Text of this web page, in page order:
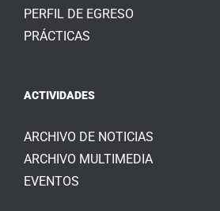
PERFIL DE EGRESO
PRÁCTICAS
ACTIVIDADES
ARCHIVO DE NOTICIAS
ARCHIVO MULTIMEDIA
EVENTOS